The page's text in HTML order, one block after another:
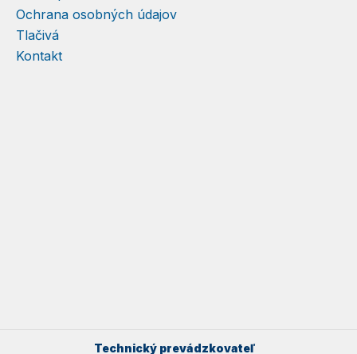
Ochrana osobných údajov
Tlačivá
Kontakt
Technický prevádzkovateľ